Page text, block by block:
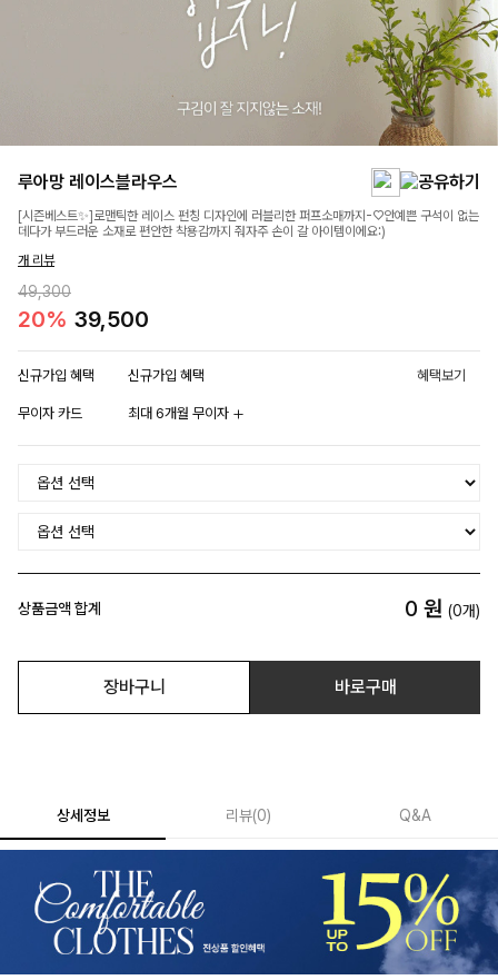
루아망 레이스블라우스
[시즌베스트✨]로맨틱한 레이스 펀칭 디자인에 러블리한 퍼프소매까지-♡안예쁜 구석이 없는
데다가 부드러운 소재로 편안한 착용감까지 줘자주 손이 갈 아이템이에요:)
개 리뷰
49,300
20% 39,500
신규가입 혜택 신규가입 혜택 혜택보기
무이자 카드 최대 6개월 무이자
상품금액 합계 0 원 (0개)
장바구니 바로구매
상세정보 리뷰(0) Q&A